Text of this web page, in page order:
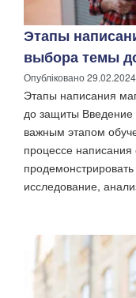
Этапы
выбора темы
Опубліковано29.02.2024
Этапы написания
до защиты Введение
важным этапом
процессе написания
исследование,